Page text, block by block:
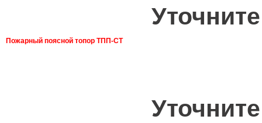
Пожарный поясной топор ТПП-СТ